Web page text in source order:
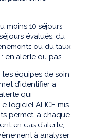
moins 10 séjours
évalués, du
ou du taux
en alerte ou pas.
les équipes de soin
d’identifier a
qui
logiciel ALICE mis
permet, à chaque
en cas d’alerte,
à analyser